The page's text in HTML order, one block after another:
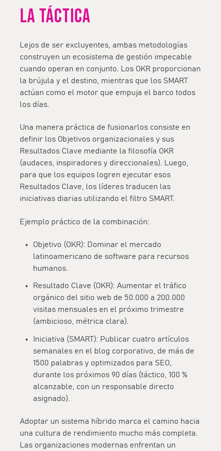
LA TÁCTICA
Lejos de ser excluyentes, ambas metodologías
construyen un ecosistema de gestión impecable
cuando operan en conjunto. Los OKR proporcionan
la brújula y el destino , mientras que los SMART
actúan como el motor que empuja el barco todos
los días.
Una manera práctica de fusionarlos consiste en
definir los Objetivos organizacionales y sus
Resultados Clave mediante la filosofía OKR
(audaces, inspiradores y direccionales). Luego,
para que los equipos logren ejecutar esos
Resultados Clave, los líderes traducen las
iniciativas diarias utilizando el filtro SMART.
Ejemplo práctico de la combinación:
Objetivo (OKR): Dominar el mercado
latinoamericano de software para recursos
humanos.
Resultado Clave (OKR): Aumentar el tráfico
orgánico del sitio web de 50.000 a 200.000
visitas mensuales en el próximo trimestre
(ambicioso, métrica clara).
Iniciativa (SMART): Publicar cuatro artículos
semanales en el blog corporativo, de más de
1500 palabras y optimizados para SEO,
durante los próximos 90 días (táctico, 100 %
alcanzable, con un responsable directo
asignado).
Adoptar un sistema híbrido marca el camino hacia
una cultura de rendimiento mucho más completa.
Las organizaciones modernas enfrentan un